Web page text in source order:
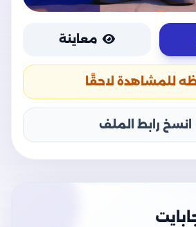
معاينة
للمشاهدة لاحقًا
انسخ رابط الملف